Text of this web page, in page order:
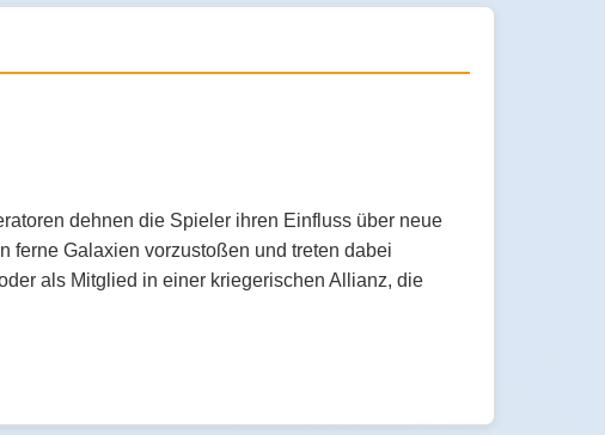
dehnen die Spieler ihren Einfluss über neue
ferne Galaxien vorzustoßen und treten dabei
als Mitglied in einer kriegerischen Allianz, die